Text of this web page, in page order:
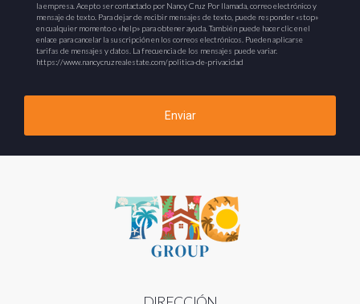
la empresa. Acepto ser contactado por Nancy Cruz Por llamada, correo electrónico y
mensaje de texto. Para dejar de recibir mensajes de texto, puede responder «stop»
en cualquier momento o «help» para obtener ayuda. También puede hacer clic en el
enlace para cancelar la suscripción en los correos electrónicos. Pueden aplicarse
tarifas de mensajes y datos. La frecuencia de los mensajes puede variar.
https://www.nancycruzrealestate.com/politica-de-privacidad
Enviar